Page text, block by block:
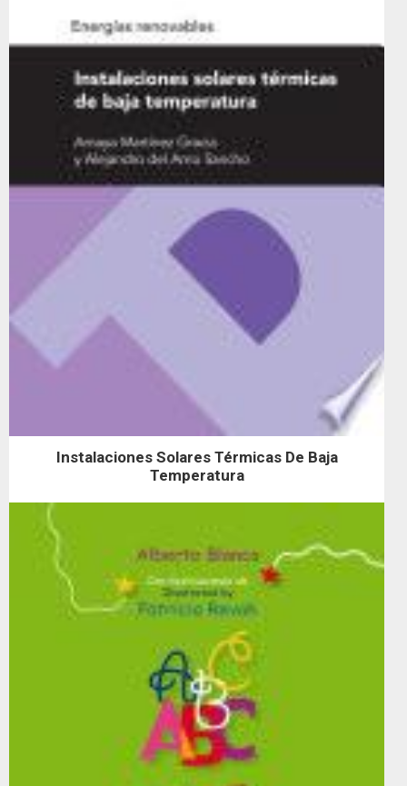
Instalaciones Solares Térmicas De Baja
Temperatura